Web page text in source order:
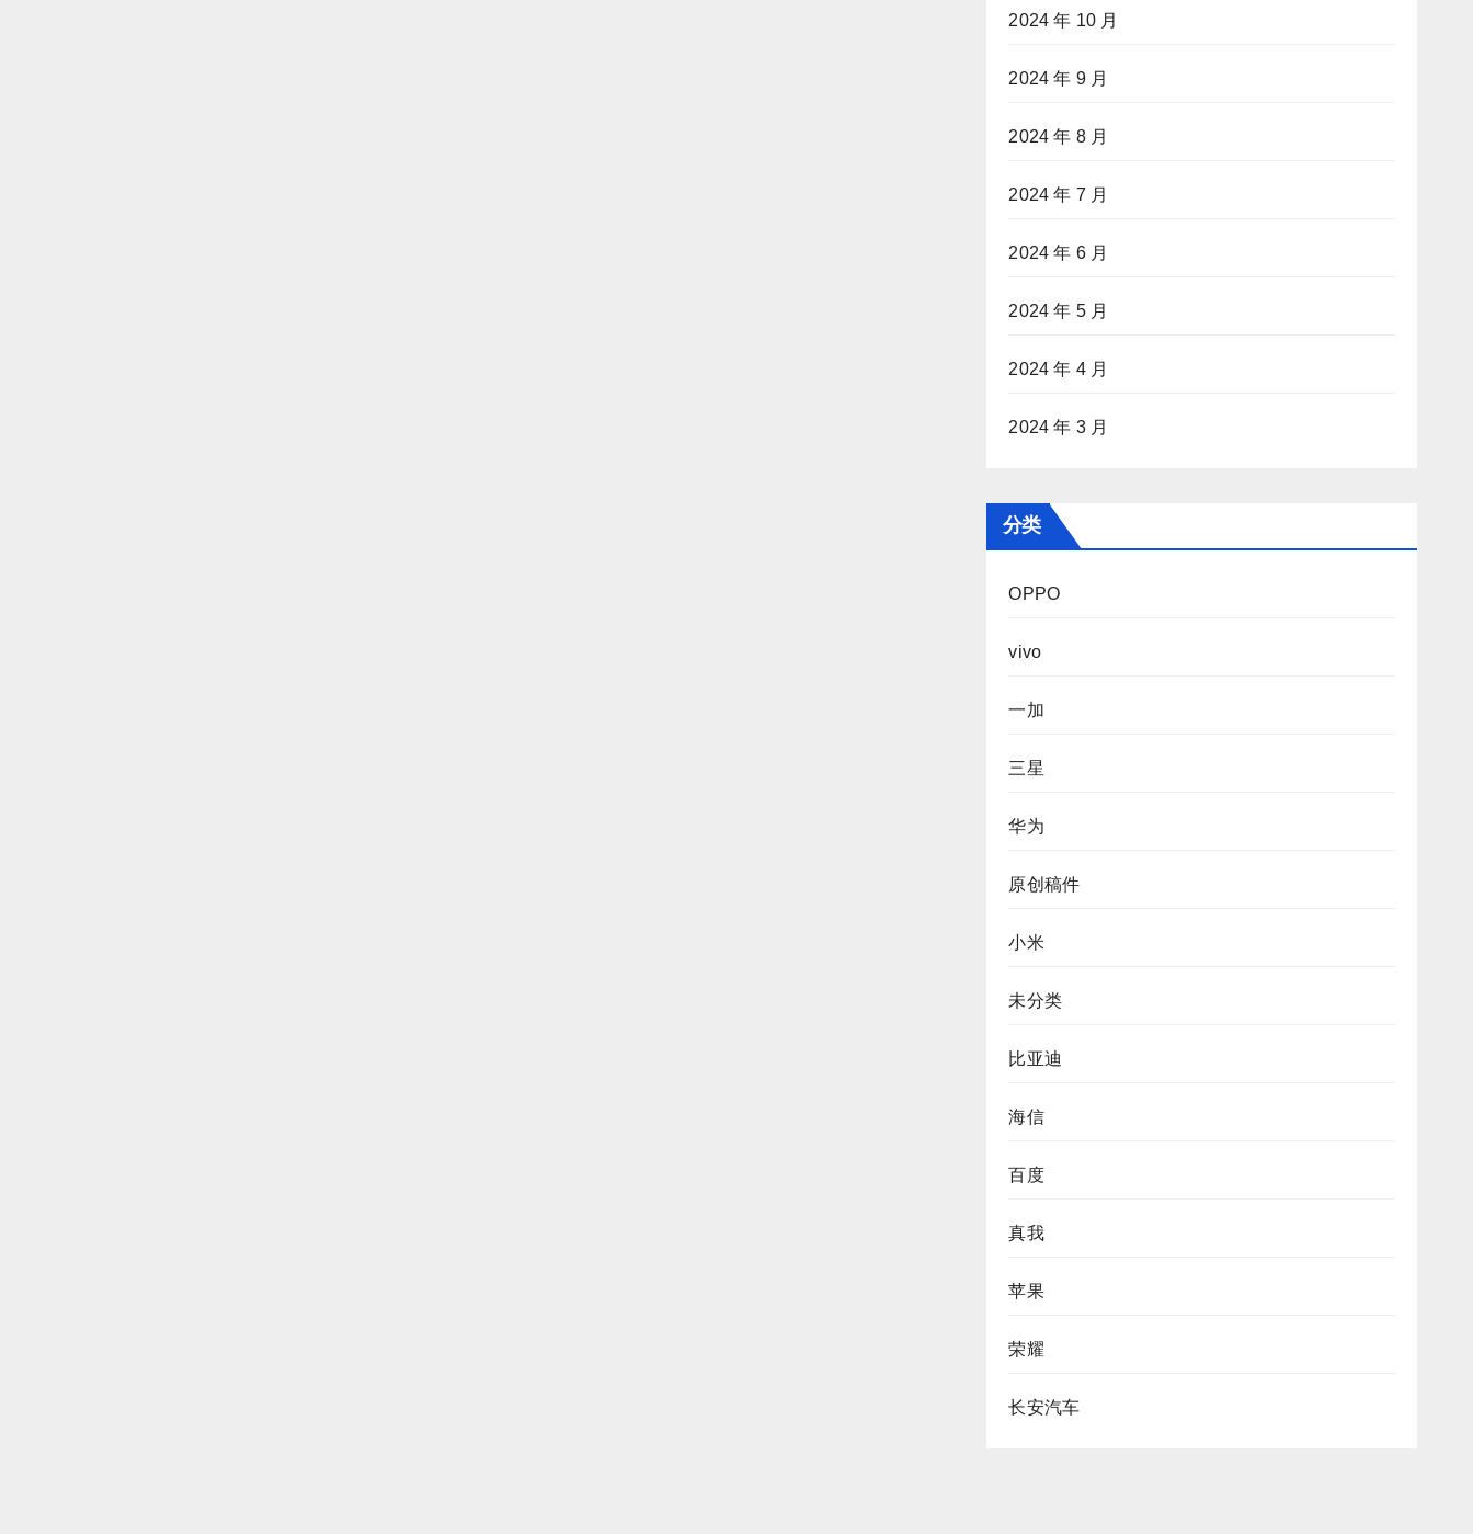
2024 年 10 月
2024 年 9 月
2024 年 8 月
2024 年 7 月
2024 年 6 月
2024 年 5 月
2024 年 4 月
2024 年 3 月
分类
OPPO
vivo
一加
三星
华为
原创稿件
小米
未分类
比亚迪
海信
百度
真我
苹果
荣耀
长安汽车